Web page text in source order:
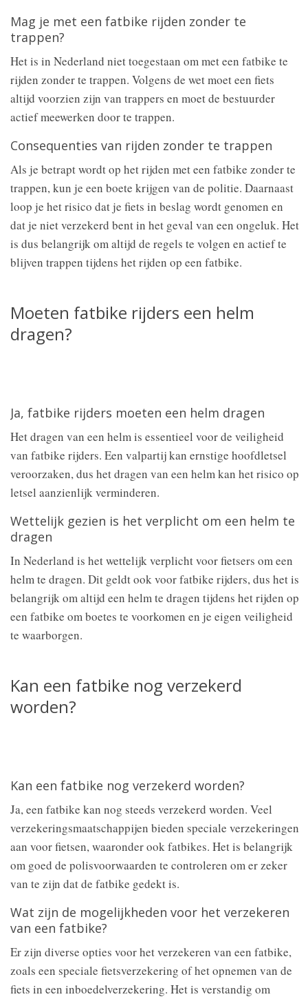
Mag je met een fatbike rijden zonder te
trappen?
Het is in Nederland niet toegestaan om met een fatbike te
rijden zonder te trappen. Volgens de wet moet een fiets
altijd voorzien zijn van trappers en moet de bestuurder
actief meewerken door te trappen.
Consequenties van rijden zonder te trappen
Als je betrapt wordt op het rijden met een fatbike zonder te
trappen, kun je een boete krijgen van de politie. Daarnaast
loop je het risico dat je fiets in beslag wordt genomen en
dat je niet verzekerd bent in het geval van een ongeluk. Het
is dus belangrijk om altijd de regels te volgen en actief te
blijven trappen tijdens het rijden op een fatbike.
Moeten fatbike rijders een helm
dragen?
Ja, fatbike rijders moeten een helm dragen
Het dragen van een helm is essentieel voor de veiligheid
van fatbike rijders. Een valpartij kan ernstige hoofdletsel
veroorzaken, dus het dragen van een helm kan het risico op
letsel aanzienlijk verminderen.
Wettelijk gezien is het verplicht om een helm te
dragen
In Nederland is het wettelijk verplicht voor fietsers om een
helm te dragen. Dit geldt ook voor fatbike rijders, dus het is
belangrijk om altijd een helm te dragen tijdens het rijden op
een fatbike om boetes te voorkomen en je eigen veiligheid
te waarborgen.
Kan een fatbike nog verzekerd
worden?
Kan een fatbike nog verzekerd worden?
Ja, een fatbike kan nog steeds verzekerd worden. Veel
verzekeringsmaatschappijen bieden speciale verzekeringen
aan voor fietsen, waaronder ook fatbikes. Het is belangrijk
om goed de polisvoorwaarden te controleren om er zeker
van te zijn dat de fatbike gedekt is.
Wat zijn de mogelijkheden voor het verzekeren
van een fatbike?
Er zijn diverse opties voor het verzekeren van een fatbike,
zoals een speciale fietsverzekering of het opnemen van de
fiets in een inboedelverzekering. Het is verstandig om